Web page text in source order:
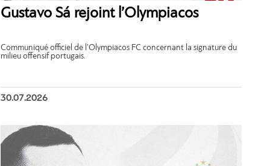
Gustavo Sá rejoint l’Olympiacos
Communiqué officiel de l’Olympiacos FC concernant la signature du
milieu offensif portugais.
30.07.2026